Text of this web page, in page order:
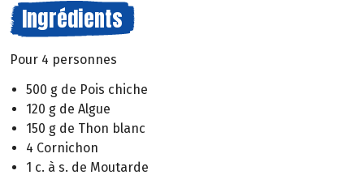
Ingrédients
Pour 4 personnes
500 g de Pois chiche
120 g de Algue
150 g de Thon blanc
4 Cornichon
1 c. à s. de Moutarde